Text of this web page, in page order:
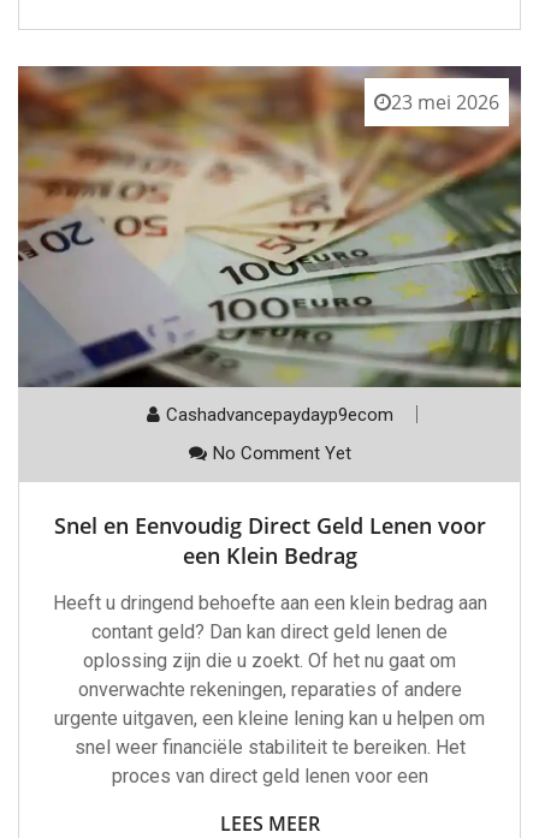
23 mei 2026
Cashadvancepaydayp9ecom
No Comment Yet
Snel en Eenvoudig Direct Geld Lenen voor
een Klein Bedrag
Heeft u dringend behoefte aan een klein bedrag aan
contant geld? Dan kan direct geld lenen de
oplossing zijn die u zoekt. Of het nu gaat om
onverwachte rekeningen, reparaties of andere
urgente uitgaven, een kleine lening kan u helpen om
snel weer financiële stabiliteit te bereiken. Het
proces van direct geld lenen voor een
LEES MEER